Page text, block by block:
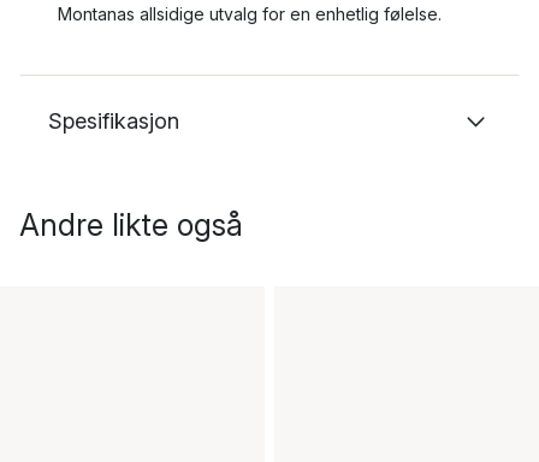
Montanas allsidige utvalg for en enhetlig følelse.
Spesifikasjon
Andre likte også